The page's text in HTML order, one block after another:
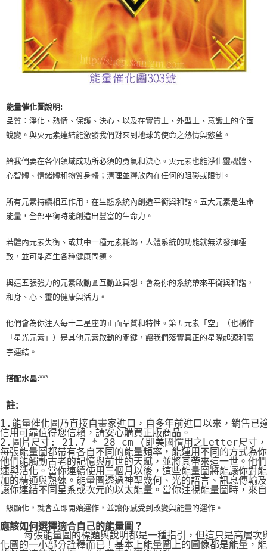
能量催化圖說明:
品質：淨化、熱情、保護、決心、以及在實質上、外型上、意識上的全面
蛻變。與火元素連結能激發我們對來到地球的使命之熱情與慾望。
給我們要在各個領域成功所必須的勇氣和決心。火元素也能淨化靈魂體、
心智體、情緒體和物質身體；清理並釋放內在任何的阻礙或限制。
所有元素持續相互作用，在生態系統內創造平衡與和諧。五大元素是生命
能量，全部平衡時能創造出豐富的生命力。
若體內元素失衡、或其中一種元素耗竭，人體系統的功能就無法發揮極
致，並可能產生各種健康問題。
與這五張強力的元素啟動圖互動並冥想，會為你的系統帶來平衡與和諧，
和身、心、靈的健康與活力。
他們會為你注入每十二星座的正面品質和特性。第五元素「空」（也稱作
「星光元素」）是其他元素啟動的關鍵，讓我們落實真正的星際起源和寰
宇連結。
搭配水晶:***
註:
1.能量催化圖乃直接自畫家進口，自多年前進口以來，銷售已
信用可靠值得您信賴，請安心購買正版商品。
2.圖片尺寸: 21.7 * 28 cm (即美國慣用之Letter尺寸，
每張能量圖都帶有各自不同的能量頻率，能運用不同的方式為
他們能觸動古老的記憶與前世的天賦，並將其帶來這一世。他
速與活化。當你連續使用三個月以後，這些能量圖將能讓你對
加的精通與熟練。能量圖透過神聖幾何、光的語言、訊息傳輸
讓你連結不同星系或次元的以太能量。當你注視能量圖時，來
級顯化，就會立即開始運作，並讓你感受到改變與能量的運作。
應該如何選擇適合自己的能量圖？
每張能量圖的標題與說明都是一種指引，但這只是高層次
化圖的一小部分詮釋而已！基本上能量圖上的圖像都是能量，